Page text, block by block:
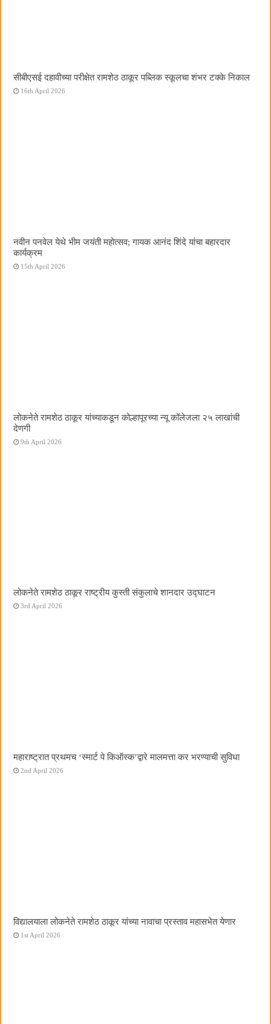
सीबीएसई दहावीच्या परीक्षेत रामशेठ ठाकूर पब्लिक स्कूलचा शंभर टक्के निकाल
16th April 2026
नवीन पनवेल येथे भीम जयंती महोत्सव; गायक आनंद शिंदे यांचा बहारदार
कार्यक्रम
15th April 2026
लोकनेते रामशेठ ठाकूर यांच्याकडून कोल्हापूरच्या न्यू कॉलेजला २५ लाखांची
देणगी
9th April 2026
लोकनेते रामशेठ ठाकूर राष्ट्रीय कुस्ती संकुलाचे शानदार उद्घाटन
3rd April 2026
महाराष्ट्रात प्रथमच ‌‘स्मार्ट पे किऑस्क‌’द्वारे मालमत्ता कर भरण्याची सुविधा
2nd April 2026
विद्यालयाला लोकनेते रामशेठ ठाकूर यांच्या नावाचा प्रस्ताव महासभेत येणार
1st April 2026